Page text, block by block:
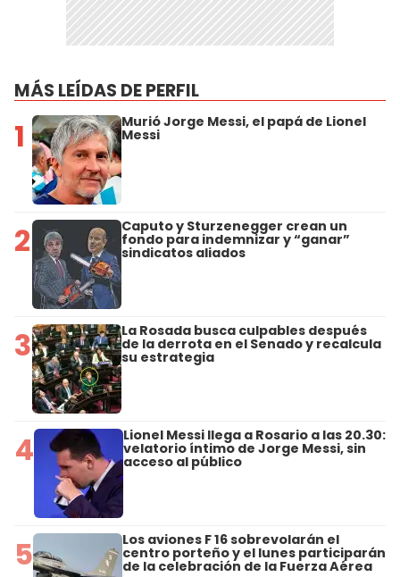
MÁS LEÍDAS DE PERFIL
1 Murió Jorge Messi, el papá de Lionel
Messi
2 Caputo y Sturzenegger crean un
fondo para indemnizar y “ganar”
sindicatos aliados
3 La Rosada busca culpables después
de la derrota en el Senado y recalcula
su estrategia
4 Lionel Messi llega a Rosario a las 20.30:
velatorio íntimo de Jorge Messi, sin
acceso al público
5 Los aviones F 16 sobrevolarán el
centro porteño y el lunes participarán
de la celebración de la Fuerza Aérea